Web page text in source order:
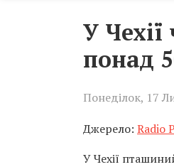
У
понад
Понеділок, 17
Джерело: Radio
У Чехії